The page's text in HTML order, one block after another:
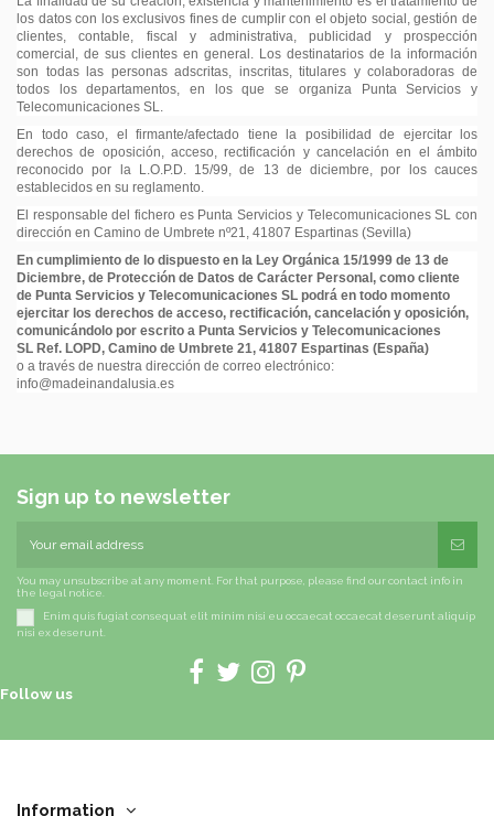
los datos con los exclusivos fines de cumplir con el objeto social, gestión de
clientes, contable, fiscal y administrativa, publicidad y prospección
comercial, de sus clientes en general. Los destinatarios de la información
son todas las personas adscritas, inscritas, titulares y colaboradoras de
todos los departamentos, en los que se organiza Punta Servicios y
Telecomunicaciones SL.
En todo caso, el firmante/afectado tiene la posibilidad de ejercitar los
derechos de oposición, acceso, rectificación y cancelación en el ámbito
reconocido por la L.O.P.D. 15/99, de 13 de diciembre, por los cauces
establecidos en su reglamento.
El responsable del fichero es Punta Servicios y Telecomunicaciones SL con
dirección en Camino de Umbrete nº21, 41807 Espartinas (Sevilla)
En cumplimiento de lo dispuesto en la Ley Orgánica 15/1999 de 13 de
Diciembre, de Protección de Datos de Carácter Personal, como cliente
de Punta Servicios y Telecomunicaciones SL podrá en todo momento
ejercitar los derechos de acceso, rectificación, cancelación y oposición,
comunicándolo por escrito a Punta Servicios y Telecomunicaciones
SL Ref. LOPD, Camino de Umbrete 21, 41807 Espartinas (España)
o a través de nuestra dirección de correo electrónico:
info@madeinandalusia.es
Sign up to newsletter
You may unsubscribe at any moment. For that purpose, please find our contact info in
the legal notice.
Enim quis fugiat consequat elit minim nisi eu occaecat occaecat deserunt aliquip
nisi ex deserunt.
Follow us
Information